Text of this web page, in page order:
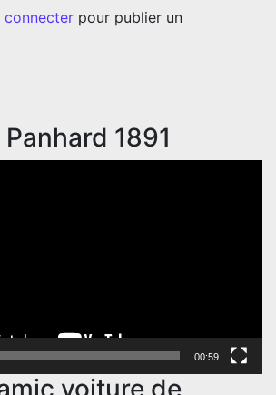
connecter pour publier un
1891
00:59
voiture de